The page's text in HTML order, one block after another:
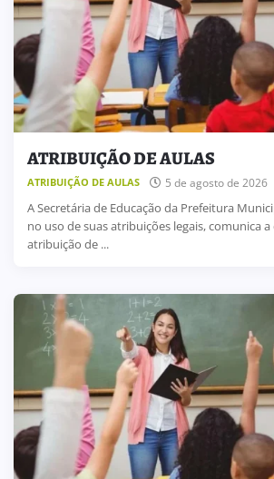
ATRIBUIÇÃO DE AULAS
ATRIBUIÇÃO DE AULAS 5 de agosto de 2026
A Secretária de Educação da Prefeitura
no uso de suas atribuições legais, comunica
atribuição de ...